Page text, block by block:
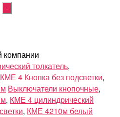
компании
толкатель,
КМЕ 4 Кнопка без подсветки,
Выключатели кнопочные,
, КМЕ 4 цилиндрический
, КМЕ 4210м белый